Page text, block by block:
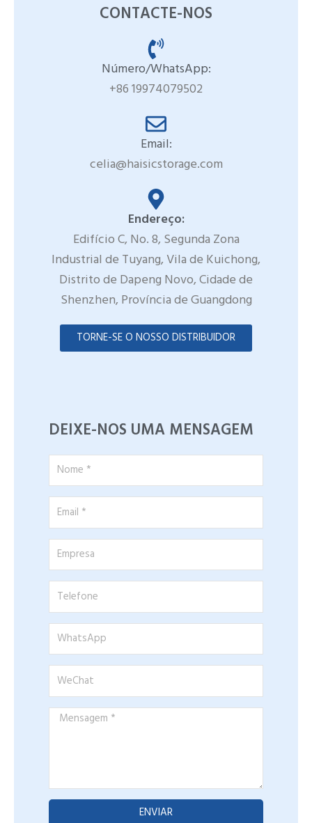
CONTACTE-NOS
Número/WhatsApp:
+86 19974079502
Email:
celia@haisicstorage.com
Endereço:
Edifício C, No. 8, Segunda Zona
Industrial de Tuyang, Vila de Kuichong,
Distrito de Dapeng Novo, Cidade de
Shenzhen, Província de Guangdong
TORNE-SE O NOSSO DISTRIBUIDOR
DEIXE-NOS UMA MENSAGEM
Nome
*
Email
*
Empresa
Telefone
WhatsApp
WeChat
Mensagem
ENVIAR